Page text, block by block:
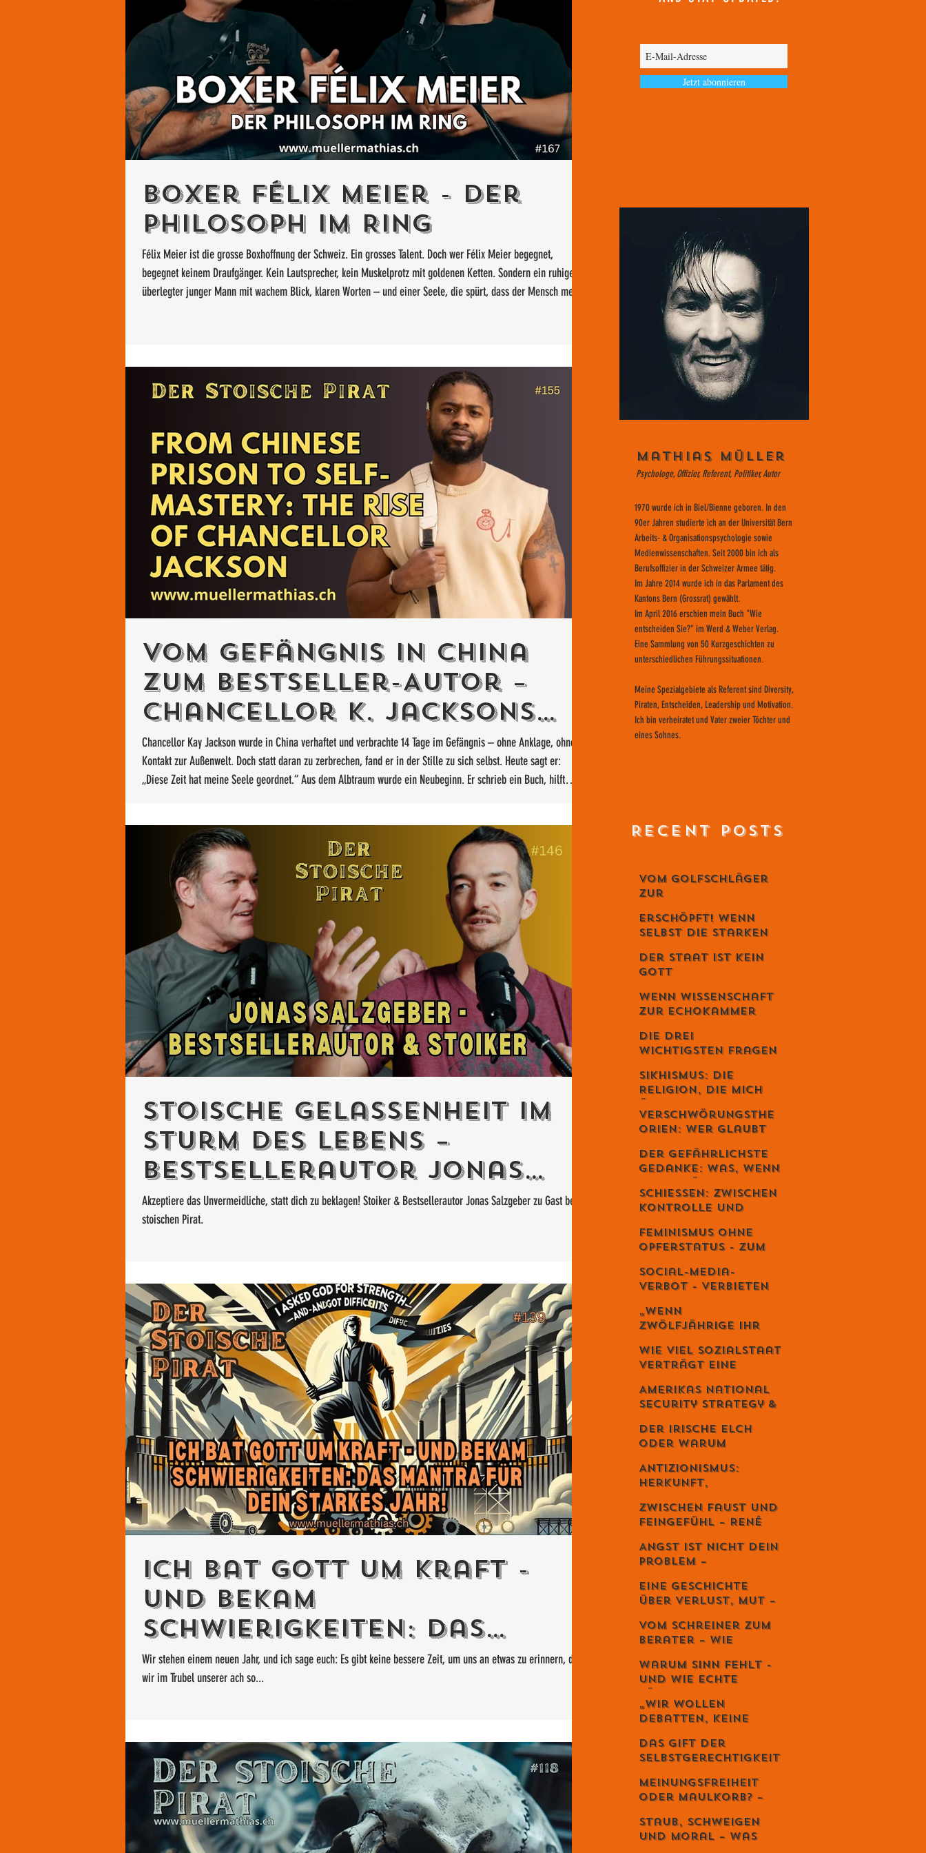
Boxer Félix Meier - Der
Philosoph im Ring
Félix Meier ist die grosse Boxhoffnung der Schweiz. Ein grosses Talent. Doch wer Félix Meier begegnet,
begegnet keinem Draufgänger. Kein Lautsprecher, kein Muskelprotz mit goldenen Ketten. Sondern ein ruhiger,
überlegter junger Mann mit wachem Blick, klaren Worten – und einer Seele, die spürt, dass der Mensch mehr
Vom Gefängnis in China
zum Bestseller-Autor –
Chancellor K. Jacksons
unglaubliche Geschichte
Chancellor Kay Jackson wurde in China verhaftet und verbrachte 14 Tage im Gefängnis – ohne Anklage, ohne
Kontakt zur Außenwelt. Doch statt daran zu zerbrechen, fand er in der Stille zu sich selbst. Heute sagt er:
„Diese Zeit hat meine Seele geordnet.“ Aus dem Albtraum wurde ein Neubeginn. Er schrieb ein Buch, hilft
Stoische Gelassenheit im
Sturm des Lebens –
Bestsellerautor Jonas
Salzgeber beim "Stoischen
Piraten"
Akzeptiere das Unvermeidliche, statt dich zu beklagen! Stoiker & Bestsellerautor Jonas Salzgeber zu Gast beim
stoischen Pirat.
Ich bat Gott um Kraft -
und bekam
Schwierigkeiten: Das
Mantra für dein stärkstes
Jahr
Wir stehen einem neuen Jahr, und ich sage euch: Es gibt keine bessere Zeit, um uns an etwas zu erinnern, das
wir im Trubel unserer ach so...
Jetzt abonnieren
Mathias Müller
Psychologe, Offizier, Referent, Politiker, Autor
1970 wurde ich in Biel/Bienne geboren. In den
90er Jahren studierte ich an der Universität Bern
Arbeits- & Organisationspsychologie sowie
Medienwissenschaften. Seit 2000 bin ich als
Berufsoffizier in der Schweizer Armee tätig.
Im Jahre 2014 wurde ich in das Parlament des
Kantons Bern (Grossrat) gewählt.
Im April 2016 erschien mein Buch "Wie
entscheiden Sie?" im Werd & Weber Verlag.
Eine Sammlung von 50 Kurzgeschichten zu
unterschiedlichen Führungssituationen.
Meine Spezialgebiete als Referent sind Diversity,
Piraten, Entscheiden, Leadership und Motivation.
Ich bin verheiratet und Vater zweier Töchter und
eines Sohnes.
RECENT POSTS
Vom Golfschläger
zur
Erschöpft! Wenn
selbst die Starken
Gespräch mit
Unternehmer Lukas
Jampen
Der Staat ist kein
Gott
Wenn Wissenschaft
zur Echokammer
Die drei
wichtigsten Fragen
Sikhismus: Die
Religion, die mich
und die sich
erstaunlich
schweizerisch
anfühlt
Verschwörungsthe
orien: Wer glaubt
und warum du dich
dabei
wahrscheinlich
irrst
Der gefährlichste
Gedanke: Was, wenn
Der Schweizer Tom
Clancy im Gespräch
Schiessen: Zwischen
Kontrolle und
es wie Meditation
wirkt
Feminismus ohne
Opferstatus - Zum
Meta von Salis
Social-Media-
Verbot - Verbieten
„Wenn
Zwölfjährige ihr
Iran-Aktivist
Sebastian Di
Benedetto über
Revolution,
Massaker und das
Schweigen des
Westens
Wie viel Sozialstaat
verträgt eine
Amerikas National
Security Strategy &
Weckruf oder
Kriegserklärung?
Der irische Elch
oder warum
gefährlich ist...
Antizionismus:
Herkunft,
Missverständnisse
Zwischen Faust und
Feingefühl – René
Kunst der
lebendigen Balance
Angst ist nicht dein
Problem –
zerstört dein
Leben.
Eine Geschichte
über Verlust, Mut –
unglaubliche
Kraft,
weiterzugehen.
Vom Schreiner zum
Berater – Wie
Menschen wirklich
reicher macht
Warum Sinn fehlt -
und wie echte
zurückbringt
„Wir wollen
Debatten, keine
Gracia übernimmt
den Schweizer
Monat
Das Gift der
Selbstgerechtigkeit
es zu entgiften
Meinungsfreiheit
oder Maulkorb? –
auf Diskriminierung
die wahre Freiheit
Staub, Schweigen
und Moral – was